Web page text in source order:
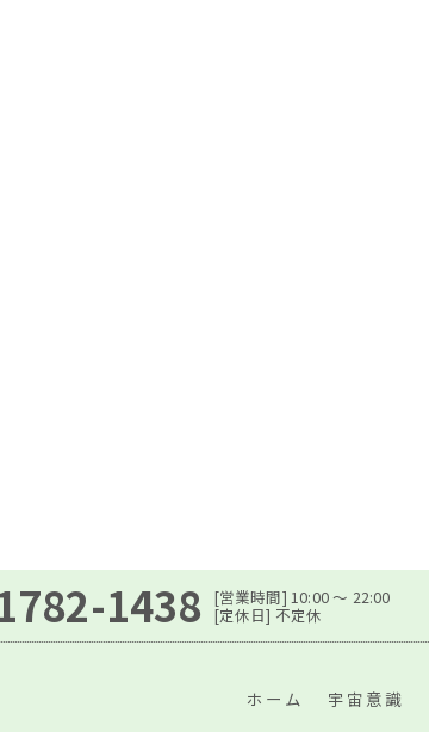
1438 [営業時間] 10:00 〜 22:00
[定休日] 不定休
ホーム 宇宙意識